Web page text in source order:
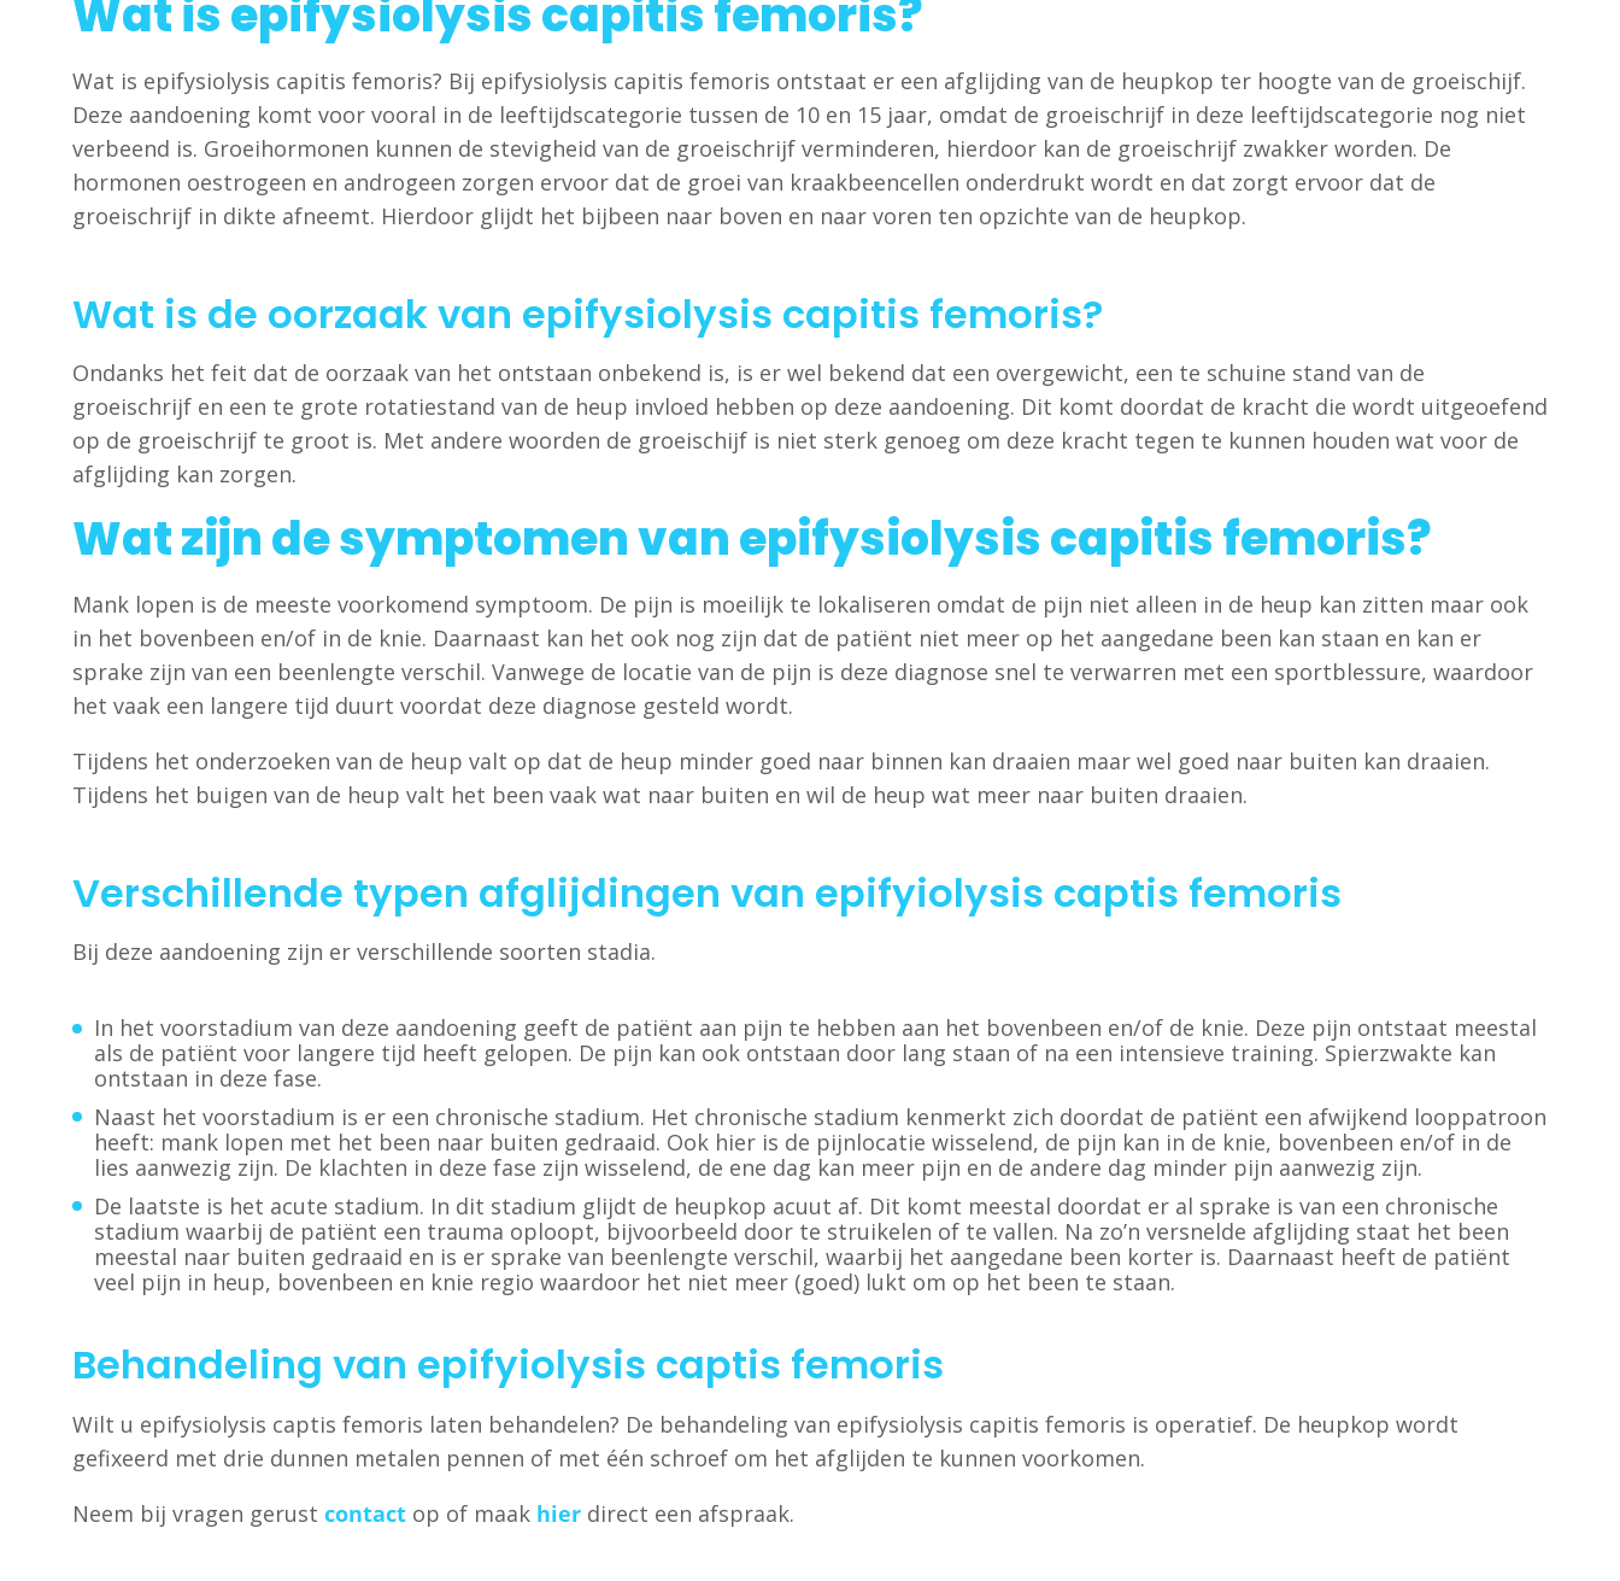
Wat is epifysiolysis capitis femoris?
Wat is epifysiolysis capitis femoris? Bij epifysiolysis capitis femoris ontstaat er een afglijding van de heupkop ter hoogte van de groeischijf.
Deze aandoening komt voor vooral in de leeftijdscategorie tussen de 10 en 15 jaar, omdat de groeischrijf in deze leeftijdscategorie nog niet
verbeend is. Groeihormonen kunnen de stevigheid van de groeischrijf verminderen, hierdoor kan de groeischrijf zwakker worden. De
hormonen oestrogeen en androgeen zorgen ervoor dat de groei van kraakbeencellen onderdrukt wordt en dat zorgt ervoor dat de
groeischrijf in dikte afneemt. Hierdoor glijdt het bijbeen naar boven en naar voren ten opzichte van de heupkop.
Wat is de oorzaak van epifysiolysis capitis femoris?
Ondanks het feit dat de oorzaak van het ontstaan onbekend is, is er wel bekend dat een overgewicht, een te schuine stand van de
groeischrijf en een te grote rotatiestand van de heup invloed hebben op deze aandoening. Dit komt doordat de kracht die wordt uitgeoefend
op de groeischrijf te groot is. Met andere woorden de groeischijf is niet sterk genoeg om deze kracht tegen te kunnen houden wat voor de
afglijding kan zorgen.
Wat zijn de symptomen van epifysiolysis capitis femoris?
Mank lopen is de meeste voorkomend symptoom. De pijn is moeilijk te lokaliseren omdat de pijn niet alleen in de heup kan zitten maar ook
in het bovenbeen en/of in de knie. Daarnaast kan het ook nog zijn dat de patiënt niet meer op het aangedane been kan staan en kan er
sprake zijn van een beenlengte verschil. Vanwege de locatie van de pijn is deze diagnose snel te verwarren met een sportblessure, waardoor
het vaak een langere tijd duurt voordat deze diagnose gesteld wordt.
Tijdens het onderzoeken van de heup valt op dat de heup minder goed naar binnen kan draaien maar wel goed naar buiten kan draaien.
Tijdens het buigen van de heup valt het been vaak wat naar buiten en wil de heup wat meer naar buiten draaien.
Verschillende typen afglijdingen van epifyiolysis captis femoris
Bij deze aandoening zijn er verschillende soorten stadia.
In het voorstadium van deze aandoening geeft de patiënt aan pijn te hebben aan het bovenbeen en/of de knie. Deze pijn ontstaat meestal
als de patiënt voor langere tijd heeft gelopen. De pijn kan ook ontstaan door lang staan of na een intensieve training. Spierzwakte kan
ontstaan in deze fase.
Naast het voorstadium is er een chronische stadium. Het chronische stadium kenmerkt zich doordat de patiënt een afwijkend looppatroon
heeft: mank lopen met het been naar buiten gedraaid. Ook hier is de pijnlocatie wisselend, de pijn kan in de knie, bovenbeen en/of in de
lies aanwezig zijn. De klachten in deze fase zijn wisselend, de ene dag kan meer pijn en de andere dag minder pijn aanwezig zijn.
De laatste is het acute stadium. In dit stadium glijdt de heupkop acuut af. Dit komt meestal doordat er al sprake is van een chronische
stadium waarbij de patiënt een trauma oploopt, bijvoorbeeld door te struikelen of te vallen. Na zo’n versnelde afglijding staat het been
meestal naar buiten gedraaid en is er sprake van beenlengte verschil, waarbij het aangedane been korter is. Daarnaast heeft de patiënt
veel pijn in heup, bovenbeen en knie regio waardoor het niet meer (goed) lukt om op het been te staan.
Behandeling van epifyiolysis captis femoris
Wilt u epifysiolysis captis femoris laten behandelen? De behandeling van epifysiolysis capitis femoris is operatief. De heupkop wordt
gefixeerd met drie dunnen metalen pennen of met één schroef om het afglijden te kunnen voorkomen.
Neem bij vragen gerust contact op of maak hier direct een afspraak.